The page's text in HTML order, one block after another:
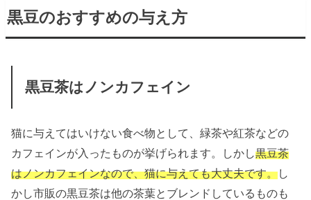
黒豆のおすすめの与え方
黒豆茶はノンカフェイン
猫に与えてはいけない食べ物として、緑茶や紅茶などの
カフェインが入ったものが挙げられます。しかし黒豆茶
はノンカフェインなので、猫に与えても大丈夫です。し
かし市販の黒豆茶は他の茶葉とブレンドしているものも